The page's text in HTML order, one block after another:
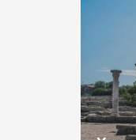
влада